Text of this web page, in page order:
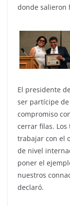
donde salieron
El presidente
ser partícipe
compromiso
cerrar filas.
trabajar con el
de nivel
poner el
nuestros
declaró.